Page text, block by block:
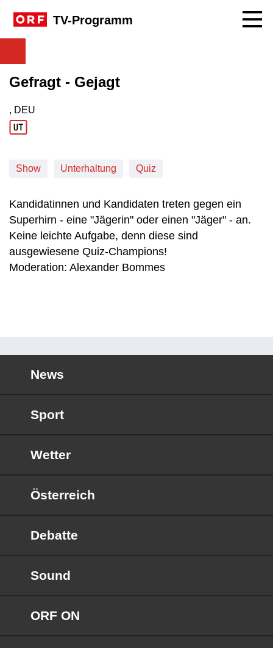
TV-Programm
Gefragt - Gejagt
Produktionsland: DEU
, DEU
Show Unterhaltung Quiz
Kandidatinnen und Kandidaten treten gegen ein
Superhirn - eine "Jägerin" oder einen "Jäger" - an.
Keine leichte Aufgabe, denn diese sind
ausgewiesene Quiz-Champions!
Moderation: Alexander Bommes
News
Sport
Wetter
Österreich
Debatte
Sound
ORF ON